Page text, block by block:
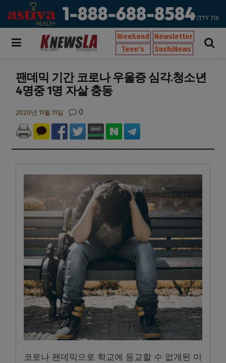
Weekend
Newsletter
Teen's
SushiNews
팬데믹 기간 코로나 우울증 심각.청소년
4명중 1명 자살 충동
2020년 11월 11일 0
코로나 팬데믹으로 학교에 등교할 수 없게된 미